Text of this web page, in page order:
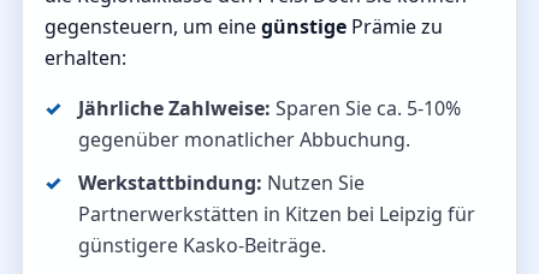
gegensteuern, um einegünstige Prämie zu
erhalten:
Jährliche Zahlweise: Sparen Sie ca. 5-10%
gegenüber monatlicher Abbuchung.
Werkstattbindung: Nutzen Sie
Partnerwerkstätten in Kitzen bei Leipzig für
günstigere Kasko-Beiträge.